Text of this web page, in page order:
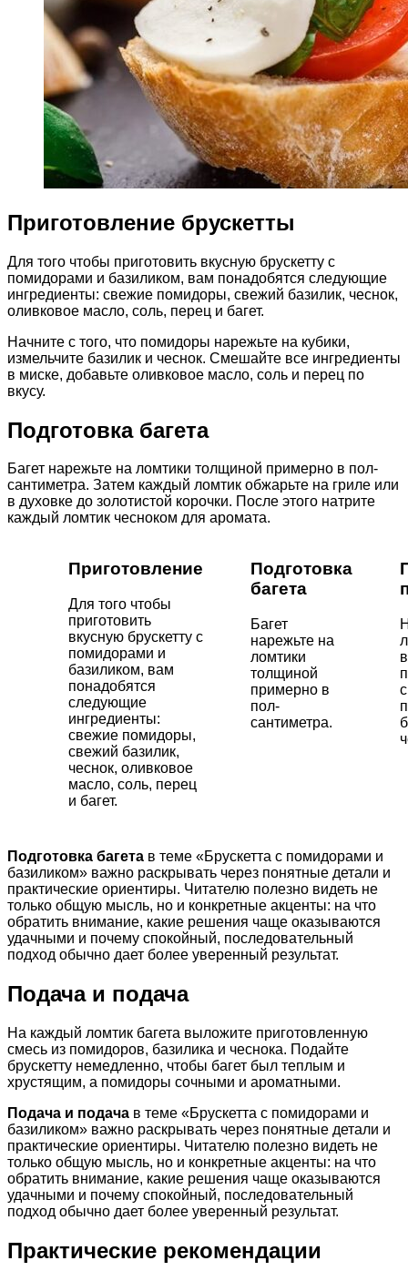
Приготовление брускетты
Для того чтобы приготовить вкусную брускетту с
помидорами и базиликом, вам понадобятся следующие
ингредиенты: свежие помидоры, свежий базилик, чеснок,
оливковое масло, соль, перец и багет.
Начните с того, что помидоры нарежьте на кубики,
измельчите базилик и чеснок. Смешайте все ингредиенты
в миске, добавьте оливковое масло, соль и перец по
вкусу.
Подготовка багета
Багет нарежьте на ломтики толщиной примерно в пол-
сантиметра. Затем каждый ломтик обжарьте на гриле или
в духовке до золотистой корочки. После этого натрите
каждый ломтик чесноком для аромата.
Приготовление
Для того чтобы
приготовить
вкусную брускетту с
помидорами и
базиликом, вам
понадобятся
следующие
ингредиенты:
свежие помидоры,
свежий базилик,
чеснок, оливковое
масло, соль, перец
и багет.
Подготовка
багета
Багет
нарежьте на
ломтики
толщиной
примерно в
пол-
сантиметра.
Подготовка багета в теме «Брускетта с помидорами и
базиликом» важно раскрывать через понятные детали и
практические ориентиры. Читателю полезно видеть не
только общую мысль, но и конкретные акценты: на что
обратить внимание, какие решения чаще оказываются
удачными и почему спокойный, последовательный
подход обычно дает более уверенный результат.
Подача и подача
На каждый ломтик багета выложите приготовленную
смесь из помидоров, базилика и чеснока. Подайте
брускетту немедленно, чтобы багет был теплым и
хрустящим, а помидоры сочными и ароматными.
Подача и подача в теме «Брускетта с помидорами и
базиликом» важно раскрывать через понятные детали и
практические ориентиры. Читателю полезно видеть не
только общую мысль, но и конкретные акценты: на что
обратить внимание, какие решения чаще оказываются
удачными и почему спокойный, последовательный
подход обычно дает более уверенный результат.
Практические рекомендации